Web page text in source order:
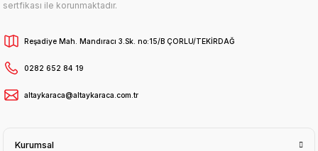
sertfikası ile korunmaktadır.
Reşadiye Mah. Mandıracı 3.Sk. no:15/B ÇORLU/TEKİRDAĞ
0282 652 84 19
altaykaraca@altaykaraca.com.tr
Kurumsal